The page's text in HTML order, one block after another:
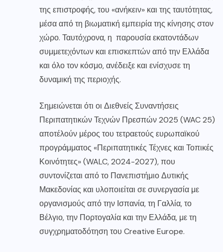
της επιστροφής, του «ανήκειν» και της ταυτότητας,
μέσα από τη βιωματική εμπειρία της κίνησης στον
χώρο. Ταυτόχρονα, η παρουσία εκατοντάδων
συμμετεχόντων και επισκεπτών από την Ελλάδα
και όλο τον κόσμο, ανέδειξε και ενίσχυσε τη
δυναμική της περιοχής.
Σημειώνεται ότι οι Διεθνείς Συναντήσεις
Περιπατητικών Τεχνών Πρεσπών 2025 (WAC 25)
αποτέλούν μέρος του τετραετούς ευρωπαϊκού
προγράμματος «Περιπατητικές Τέχνες και Τοπικές
Κοινότητες» (WALC, 2024-2027), που
συντονίζεται από το Πανεπιστήμιο Δυτικής
Μακεδονίας και υλοποιείται σε συνεργασία με
οργανισμούς από την Ισπανία, τη Γαλλία, το
Βέλγιο, την Πορτογαλία και την Ελλάδα, με τη
συγχρηματοδότηση του Creative Europe.